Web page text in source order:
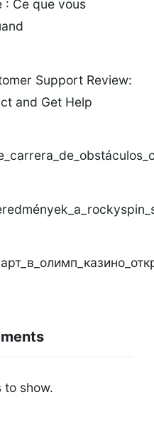
: Ce que vous
Support Review:
and Get Help
to show.